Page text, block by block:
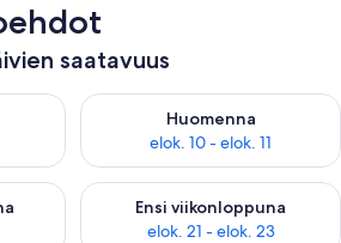
saatavuus
elok. 9 - elok. 10
Huomenna
elok. 10 - elok. 11
Tarkista huomisen saatavuus
saatavuus elok. 14 - elok. 16
Ensi viikonloppuna
elok. 21 - elok. 23
Tarkista ensi viikonlopun